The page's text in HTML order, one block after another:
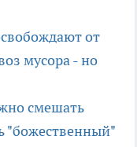
от
мусора - но
смешать
"божественный"